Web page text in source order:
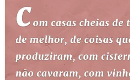
ESBOÇOS DE PREGAÇÃO
TEMAS
PERGUNTE À BÍBLIA IA